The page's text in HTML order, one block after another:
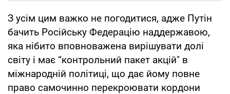
З усім цим важко не погодитися, адже Путін
бачить Російську Федерацію наддержавою,
яка нібито вповноважена вирішувати долі
світу і має “контрольний пакет акцій" в
міжнародній політиці, що дає йому повне
право самочинно перекроювати кордони